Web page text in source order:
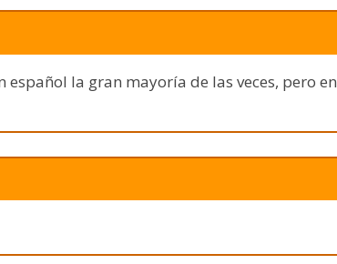
español la gran mayoría de las veces, pero en